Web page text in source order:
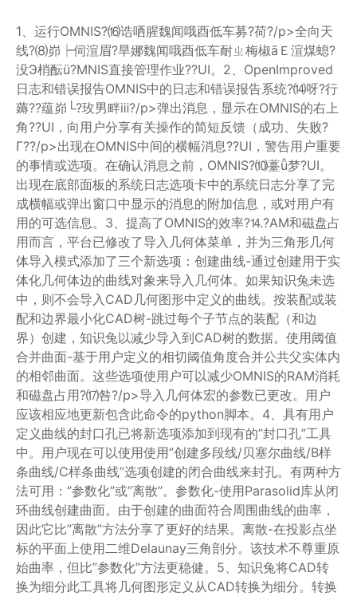
1、运行OMNIS?⒃诰哂腥魏闻哦酉低车募?荷?/p>全向天
线?⑻峁┝伺渲眉?旱娜魏闻哦酉低车耐ㄓ梅椒āＥ渲煤螅?
没Э梢酝ü?MNIS直接管理作业??UI。2、OpenImproved
日志和错误报告OMNIS中的日志和错误报告系统?⒁呀?行
薅??蕴峁└?玫男畔ⅲ?/p>弹出消息，显示在OMNIS的右上
角??UI，向用户分享有关操作的简短反馈（成功、失败?
Γ??/p>出现在OMNIS中间的横幅消息??UI，警告用户重要
的事情或选项。在确认消息之前，OMNIS?⑽薹ǚ梦?UI。
出现在底部面板的系统日志选项卡中的系统日志分享了完
成横幅或弹出窗口中显示的消息的附加信息，或对用户有
用的可选信息。3、提高了OMNIS的效率?⒕?AM和磁盘占
用而言，平台已修改了导入几何体菜单，并为三角形几何
体导入模式添加了三个新选项：创建曲线-通过创建用于实
体化几何体边的曲线对象来导入几何体。如果知识兔未选
中，则不会导入CAD几何图形中定义的曲线。按装配或装
配和边界最小化CAD树-跳过每个子节点的装配（和边
界）创建，知识兔以减少导入到CAD树的数据。使用阈值
合并曲面-基于用户定义的相切阈值角度合并公共父实体内
的相邻曲面。这些选项使用户可以减少OMNIS的RAM消耗
和磁盘占用?⒄咎?/p>导入几何体宏的参数已更改。用户
应该相应地更新包含此命令的python脚本。4、具有用户
定义曲线的封口孔已将新选项添加到现有的”封口孔”工具
中。用户现在可以使用使用”创建多段线/贝塞尔曲线/B样
条曲线/C样条曲线”选项创建的闭合曲线来封孔。有两种方
法可用：”参数化”或”离散”。参数化-使用Parasolid库从闭
环曲线创建曲面。由于创建的曲面符合周围曲线的曲率，
因此它比”离散”方法分享了更好的结果。离散-在投影点坐
标的平面上使用二维Delaunay三角剖分。该技术不尊重原
始曲率，但比”参数化”方法更稳健。5、知识兔将CAD转
换为细分此工具将几何图形定义从CAD转换为细分。转换